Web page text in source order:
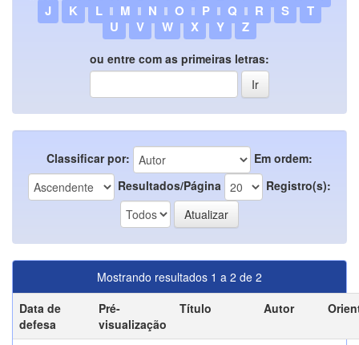
J
K L M N O P Q R S
T
U
V W X Y Z
ou entre com as primeiras letras:
Classificar por:
Em ordem:
Resultados/Página
Registro(s):
Mostrando resultados 1 a 2 de 2
Data de
defesa
Pré-
visualização
Título Autor